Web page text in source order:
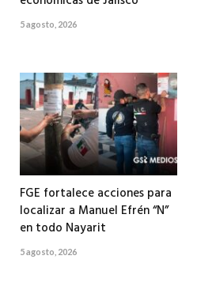
5 agosto, 2026
FGE fortalece acciones para
localizar a Manuel Efrén “N”
en todo Nayarit
5 agosto, 2026